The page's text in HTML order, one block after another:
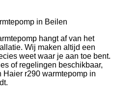
in Beilen
hangt af van het
Wij maken altijd een
weet waar je aan toe bent.
of regelingen beschikbaar,
r290 warmtepomp in